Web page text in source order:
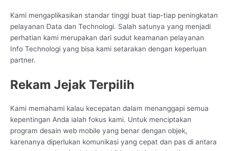
Kami mengaplikasikan standar tinggi buat tiap-tiap peningkatan
pelayanan Data dan Technologi. Salah satunya yang menjadi
perhatian kami merupakan dari sudut keamanan pelayanan
Info Technologi yang bisa kami setarakan dengan keperluan
partner.
Rekam Jejak Terpilih
Kami memahami kalau kecepatan dalam menanggapi semua
kepentingan Anda ialah fokus kami. Untuk menciptakan
program desain web mobile yang benar dengan objek,
karenanya diperlukan komunikasi yang cepat dan pas di antara